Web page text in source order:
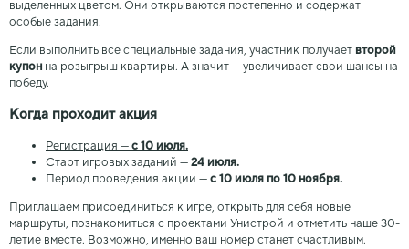
выделенных цветом. Они открываются постепенно и содержат
особые задания.
Если выполнить все специальные задания, участник получает второй
купон на розыгрыш квартиры. А значит — увеличивает свои шансы на
победу.
Когда проходит акция
Регистрация —с 10 июля.
Старт игровых заданий —24 июля.
Период проведения акции —с 10 июля по 10 ноября.
Приглашаем присоединиться к игре, открыть для себя новые
маршруты, познакомиться с проектами Унистрой и отметить наше 30-
летие вместе. Возможно, именно ваш номер станет счастливым.